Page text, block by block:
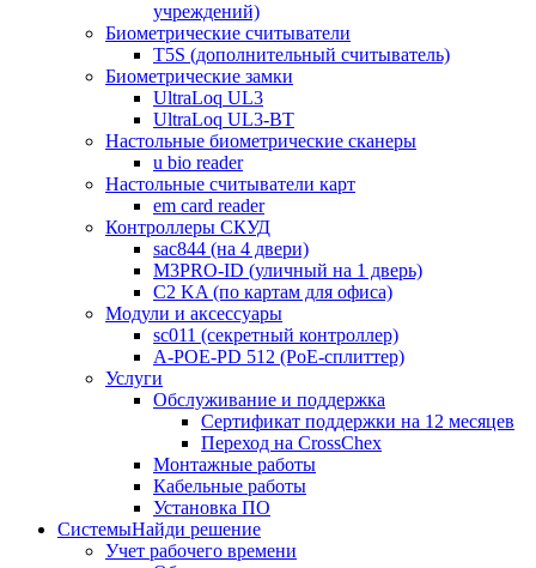
учреждений)
Биометрические считыватели
T5S (дополнительный считыватель)
Биометрические замки
UltraLoq UL3
UltraLoq UL3-BT
Настольные биометрические сканеры
u bio reader
Настольные считыватели карт
em card reader
Контроллеры СКУД
sac844 (на 4 двери)
M3PRO-ID (уличный на 1 дверь)
C2 KA (по картам для офиса)
Модули и аксессуары
sc011 (секретный контроллер)
A-POE-PD 512 (PoE-сплиттер)
Услуги
Обслуживание и поддержка
Сертификат поддержки на 12 месяцев
Переход на CrossChex
Монтажные работы
Кабельные работы
Установка ПО
СистемыНайди решение
Учет рабочего времени